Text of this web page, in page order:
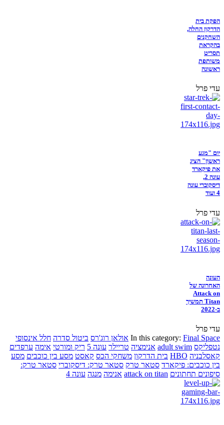
הפקת בית
הדרקון החלה,
השחקנים
בהקראת
תסריט
משותפת
ראשונה
עדי פרל
יום "מגע
ראשון" הציג
את פיקארד
עונה 2,
דיסקוברי עונה
4 ועוד
עדי פרל
העונה
האחרונה של
Attack on
Titan תמשיך
ב-2022
עדי פרל
In this category: Final Space אולאן רוג'רס ביטול סדרה חלל אינסופי
נטפליקס adult swim אנימציה טריילר עונה 5 ריק ומורטי אימה ערפדים
קאסלבניה HBO בית הדרקון משחקי הכס קאסט מסע בין כוכבים מסע
בין כוכבים: פיקארד סטאר טרק סטאר טרק: דיסקוברי סטאר טרק:
סיפונים תחתונים attack on titan אנימה מנגה עונה 4